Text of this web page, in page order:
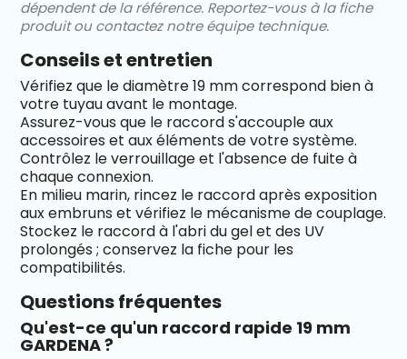
dépendent de la référence. Reportez-vous à la fiche
produit ou contactez notre équipe technique.
Conseils et entretien
Vérifiez que le diamètre 19 mm correspond bien à
votre tuyau avant le montage.
Assurez-vous que le raccord s'accouple aux
accessoires et aux éléments de votre système.
Contrôlez le verrouillage et l'absence de fuite à
chaque connexion.
En milieu marin, rincez le raccord après exposition
aux embruns et vérifiez le mécanisme de couplage.
Stockez le raccord à l'abri du gel et des UV
prolongés ; conservez la fiche pour les
compatibilités.
Questions fréquentes
Qu'est-ce qu'un raccord rapide 19 mm
GARDENA ?